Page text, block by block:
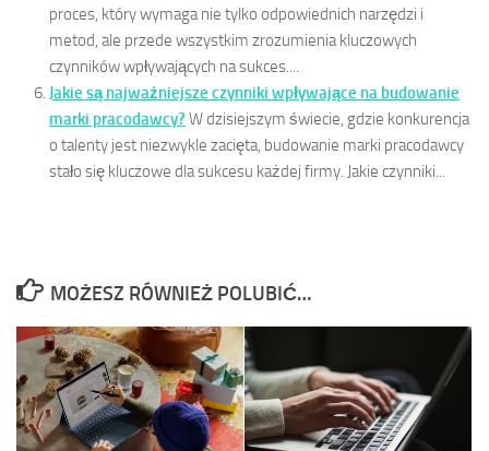
proces, który wymaga nie tylko odpowiednich narzędzi i
metod, ale przede wszystkim zrozumienia kluczowych
czynników wpływających na sukces....
Jakie są najważniejsze czynniki wpływające na budowanie
marki pracodawcy? W dzisiejszym świecie, gdzie konkurencja
o talenty jest niezwykle zacięta, budowanie marki pracodawcy
stało się kluczowe dla sukcesu każdej firmy. Jakie czynniki...
MOŻESZ RÓWNIEŻ POLUBIĆ…